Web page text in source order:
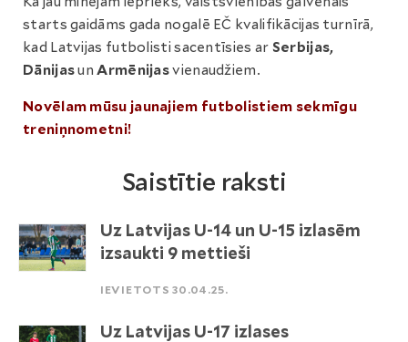
starts gaidāms gada nogalē EČ kvalifikācijas turnīrā,
kad Latvijas futbolisti sacentīsies ar Serbijas,
Dānijasun Armēnijasvienaudžiem.
Novēlam mūsu jaunajiem futbolistiem sekmīgu
treniņnometni!
Saistītie raksti
Uz Latvijas U-14 un U-15 izlasēm
izsaukti 9 mettieši
IEVIETOTS 30.04.25.
Uz Latvijas U-17 izlases